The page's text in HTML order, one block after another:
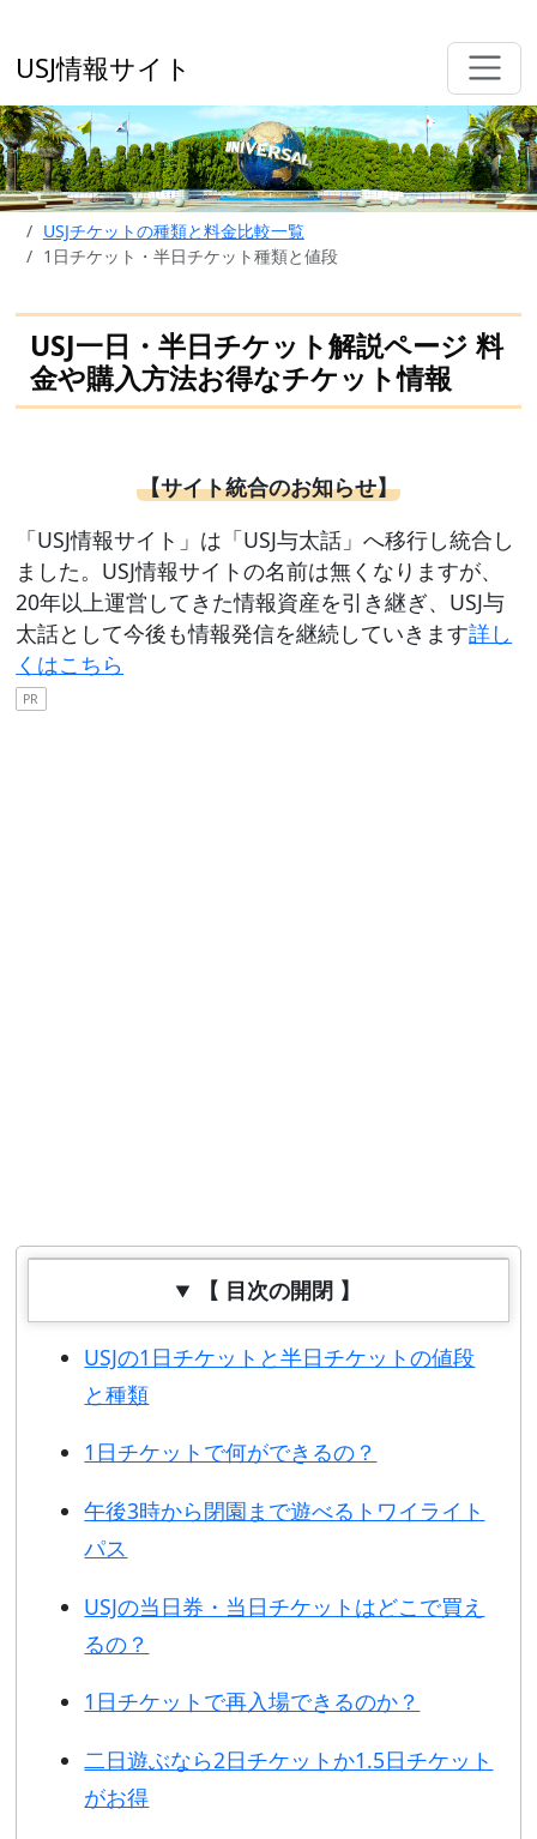
USJ情報サイト
USJチケットの種類と料金比較一覧
1日チケット・半日チケット種類と値段
USJ一日・半日チケット解説ページ 料
金や購入方法お得なチケット情報
【サイト統合のお知らせ】
「USJ情報サイト」は「USJ与太話」へ移行し統合し
ました。USJ情報サイトの名前は無くなりますが、
20年以上運営してきた情報資産を引き継ぎ、USJ与
太話として今後も情報発信を継続していきます詳し
くはこちら
PR
【 目次の開閉 】
USJの1日チケットと半日チケットの値段
と種類
1日チケットで何ができるの？
午後3時から閉園まで遊べるトワイライト
パス
USJの当日券・当日チケットはどこで買え
るの？
1日チケットで再入場できるのか？
二日遊ぶなら2日チケットか1.5日チケット
がお得